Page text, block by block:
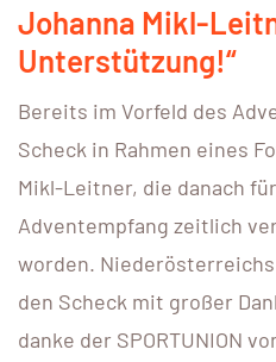
Johanna Mikl-
Unterstützung!“
Bereits im Vorfeld des
Scheck in Rahmen eines
Mikl-Leitner, die danach für
Adventempfang zeitlich
worden.
den Scheck mit großer
danke der SPORTUNION